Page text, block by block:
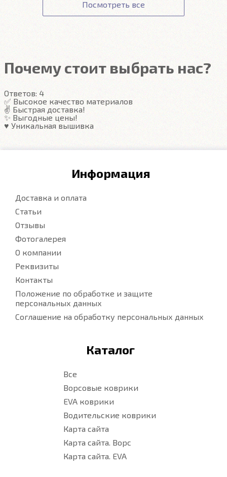
Передние ковры полностью закрывают место
Гарантия
Подробнее
вытряхиваются одним движением руки.
Посмотреть все
Почему стоит выбрать нас?
Ответов: 4
✅ Высокое качество материалов
✌️ Быстрая доставка!
✨ Выгодные цены!
♥️ Уникальная вышивка
Информация
Доставка и оплата
Статьи
Отзывы
Фотогалерея
О компании
Реквизиты
Контакты
Положение по обработке и защите
персональных данных
Соглашение на обработку персональных данных
Каталог
Все
Ворсовые коврики
EVA коврики
Водительские коврики
Карта сайта
Карта сайта. Ворс
Карта сайта. EVA